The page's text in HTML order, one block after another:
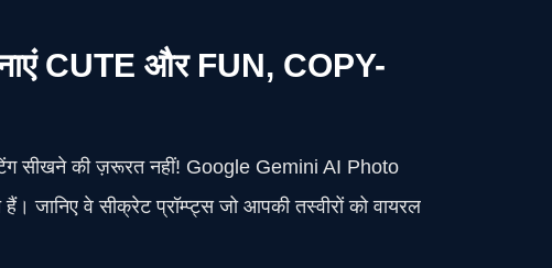
CUTE और FUN, COPY-
सीखने की ज़रूरत नहीं! Google Gemini AI Photo
वे सीक्रेट प्रॉम्प्ट्स जो आपकी तस्वीरों को वायरल